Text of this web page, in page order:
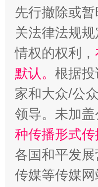
先行撤除或
关法律法规
情权的权利，
默认。 根据
家和大众/公
领导。未加
种传播形式
各国和平发
传媒等传媒